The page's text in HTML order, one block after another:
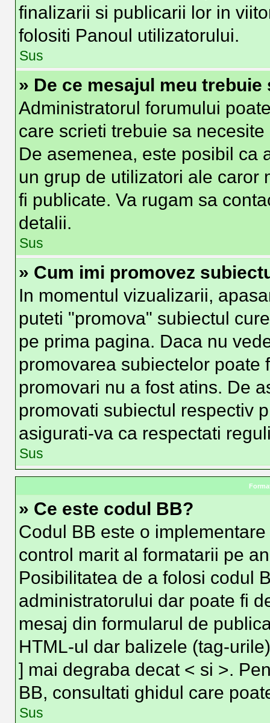
finalizarii si publicarii lor in
folositi Panoul utilizatorului.
Sus
» De ce mesajul meu trebuie
Administratorul forumului
care scrieti trebuie sa
De asemenea, este posibil ca
un grup de utilizatori ale caror
fi publicate. Va rugam sa
detalii.
Sus
» Cum imi promovez
In momentul vizualizarii,
puteti "promova" subiectul
pe prima pagina. Daca nu
promovarea subiectelor poate
promovari nu a fost atins. De
promovati subiectul respectiv
asigurati-va ca respectati
Sus
» Ce este codul BB?
Codul BB este o
control marit al formatarii pe
Posibilitatea de a folosi codul
administratorului dar poate fi
mesaj din formularul de
HTML-ul dar balizele (tag-
] mai degraba decat < si >.
BB, consultati ghidul care
Sus